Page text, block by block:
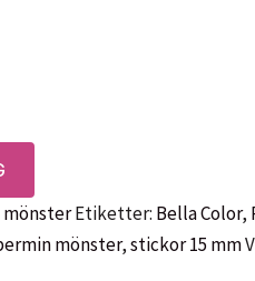
mönsterEtiketter: Bella Color,
mönster,stickor 15 mm